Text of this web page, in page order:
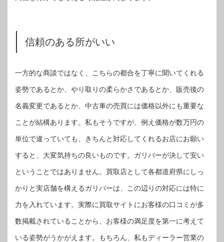
信頼のある所がいい
一方的な商談ではなく、こちらの都合を丁寧に聞いてくれる
姿勢であるとか、やり取りの柔らかさであるとか、販売後の
名義変更であるとか、中古車の売買には価格以外にも重要な
ことが結構あります。私もそうですが、例え価格が数万円の
単位で違っていても、きちんと対応してくれるお店にお願い
すると、大変気持ちの良いものです。ガリバーが決して安い
ということではありません。買取店として各都道府県にしっ
かりと実店舗を構えるガリバーは、この辺りの対応には特に
力を入れています。実際に買取サイトにお客様の口コミが多
数掲載されていることから、お客様の満足度を第一に考えて
いる姿勢がうかがえます。もちろん、私もディーラー営業の